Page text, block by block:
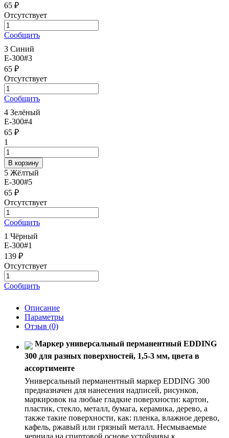
65 ₽
Отсутствует
Сообщить
3 Синий
E-300#3
65 ₽
Отсутствует
Сообщить
4 Зелёный
E-300#4
65 ₽
1
5 Жёлтый
E-300#5
65 ₽
Отсутствует
Сообщить
1 Чёрный
E-300#1
139 ₽
Отсутствует
Сообщить
Описание
Параметры
Отзыв (0)
Маркер универсальный перманентный EDDING
300 для разных поверхностей, 1,5-3 мм, цвета в
ассортименте
Универсальный перманентный маркер EDDING 300
предназначен для нанесения надписей, рисунков,
маркировок на любые гладкие поверхности: картон,
пластик, стекло, металл, бумага, керамика, дерево, а
также такие поверхности, как: пленка, влажное дерево,
кафель, ржавый или грязный металл. Несмываемые
чернила на спиртовой основе устойчивы к